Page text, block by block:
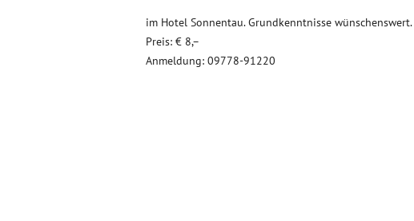
im Hotel Sonnentau. Grundkenntnisse wünschenswert.
Preis: € 8,–
Anmeldung: 09778-91220